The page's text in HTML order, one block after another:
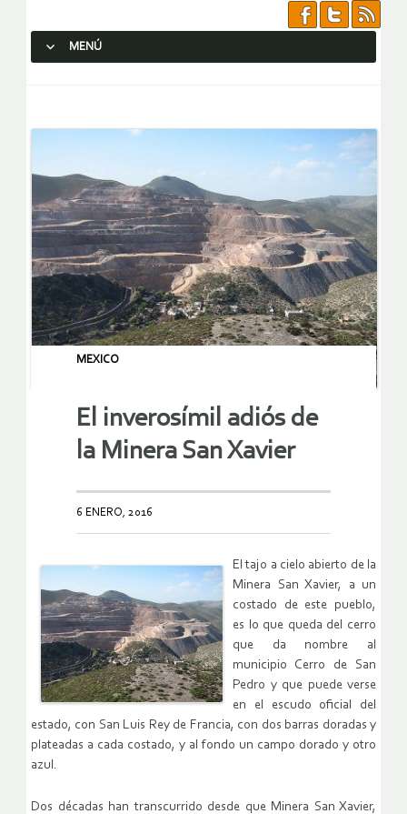
MENÚ
MEXICO
El inverosímil adiós de
la Minera San Xavier
6 ENERO, 2016
El tajo a cielo abierto de la
Minera San Xavier, a un
costado de este pueblo,
es lo que queda del cerro
que da nombre al
municipio Cerro de San
Pedro y que puede verse
en el escudo oficial del
estado, con San Luis Rey de Francia, con dos barras doradas y
plateadas a cada costado, y al fondo un campo dorado y otro
azul.
Dos décadas han transcurrido desde que Minera San Xavier,